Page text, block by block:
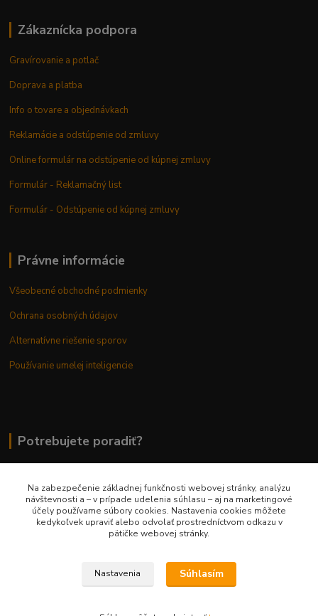
Zákaznícka podpora
Gravírovanie a potlač
Doprava a platba
Info o tovare a objednávkach
Reklamácie a odstúpenie od zmluvy
Online formulár na odstúpenie od kúpnej zmluvy
Formulár - Reklamačný list
Formulár - Odstúpenie od kúpnej zmluvy
Právne informácie
Všeobecné obchodné podmienky
Ochrana osobných údajov
Alternatívne riešenie sporov
Používanie umelej inteligencie
Potrebujete poradiť?
0948 236 042
info@margaretkashop.sk
Na zabezpečenie základnej funkčnosti webovej stránky, analýzu
návštevnosti a – v prípade udelenia súhlasu – aj na marketingové
účely používame súbory cookies. Nastavenia cookies môžete
kedykoľvek upraviť alebo odvolať prostredníctvom odkazu v
pätičke webovej stránky.
Nastavenia Súhlasím